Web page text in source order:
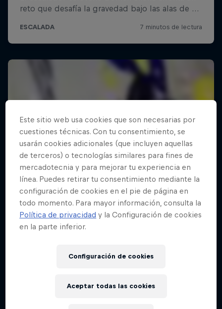
Este sitio web usa cookies que son necesarias por
cuestiones técnicas. Con tu consentimiento, se
usarán cookies adicionales (que incluyen aquellas
de terceros) o tecnologías similares para fines de
mercadotecnia y para mejorar tu experiencia en
línea. Puedes retirar tu consentimiento mediante la
configuración de cookies en el pie de página en
todo momento. Para mayor información, consulta la
Política de privacidad y la Configuración de cookies
en la parte inferior.
Configuración de cookies
Aceptar todas las cookies